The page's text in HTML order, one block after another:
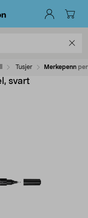
Tusjer Merkepenn
svart